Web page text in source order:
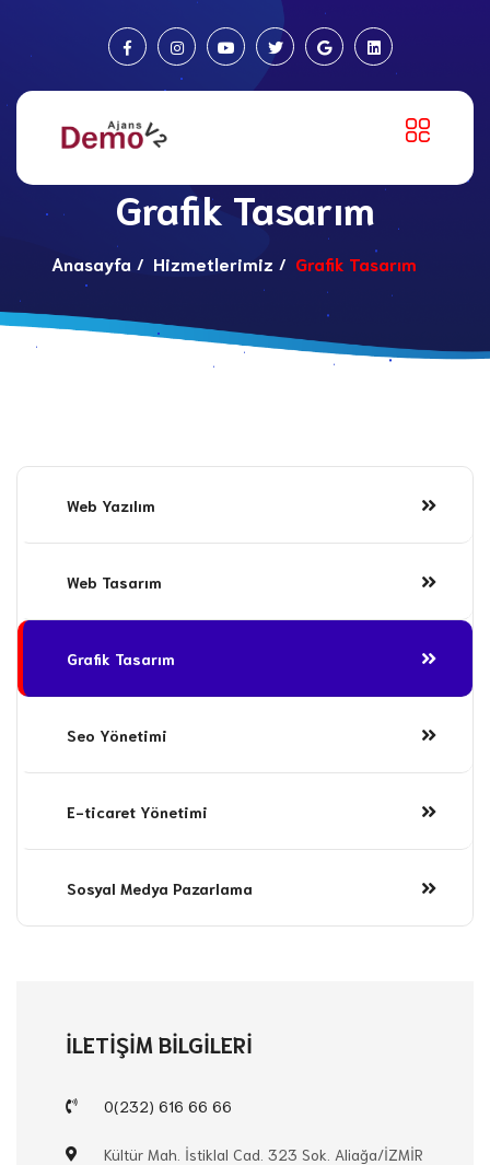
Grafik Tasarım
Anasayfa Hizmetlerimiz Grafik Tasarım
Web Yazılım
Web Tasarım
Grafik Tasarım
Seo Yönetimi
E-ticaret Yönetimi
Sosyal Medya Pazarlama
İLETİŞİM BİLGİLERİ
0(232) 616 66 66
Kültür Mah. İstiklal Cad. 323 Sok. Aliağa/İZMİR